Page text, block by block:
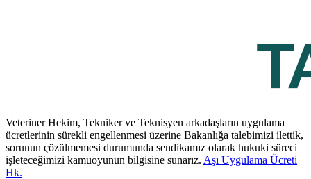
Veteriner Hekim, Tekniker ve Teknisyen arkadaşların uygulama
ücretlerinin sürekli engellenmesi üzerine Bakanlığa talebimizi ilettik,
sorunun çözülmemesi durumunda sendikamız olarak hukuki süreci
işleteceğimizi kamuoyunun bilgisine sunarız. Aşı Uygulama Ücreti
Hk.